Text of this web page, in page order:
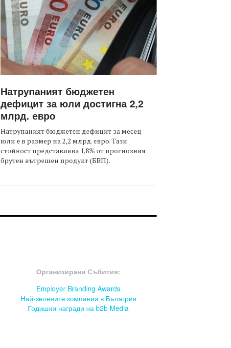
Натрупаният бюджетен
дефицит за юли достигна 2,2
млрд. евро
Натрупаният бюджетен дефицит за месец
юли е в размер на 2,2 млрд. евро. Тази
стойност представлява 1,8% от прогнозния
брутен вътрешен продукт (БВП).
Организирани Събития:
Employer Branding Awards
Най-зелените компании в Бълагрия
Годишни награди на b2b Media